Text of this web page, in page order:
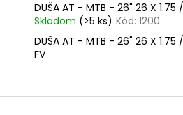
DUŠA AT - MTB - 26" 26 X 1.75
Skladom (>5 ks) Kód: 1200
DUŠA AT - MTB - 26" 26 X 1.75
FV